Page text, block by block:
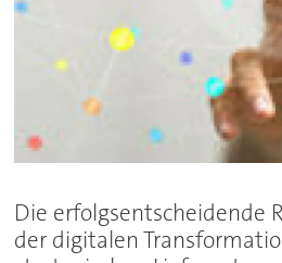
Die erfolgsentscheidende
der digitalen